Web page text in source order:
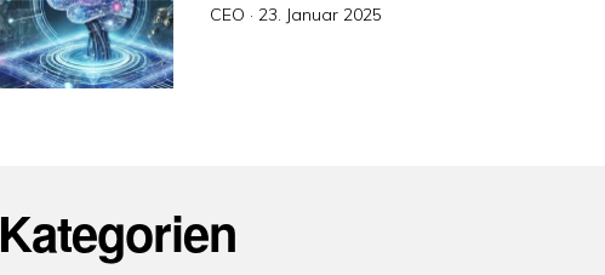
CEO · Veröffentlicht
23. Januar 2025
Kategorien